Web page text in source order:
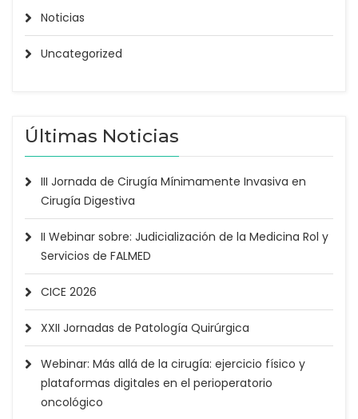
Noticias
Uncategorized
Últimas Noticias
III Jornada de Cirugía Mínimamente Invasiva en
Cirugía Digestiva
II Webinar sobre: Judicialización de la Medicina Rol y
Servicios de FALMED
CICE 2026
XXII Jornadas de Patología Quirúrgica
Webinar: Más allá de la cirugía: ejercicio físico y
plataformas digitales en el perioperatorio
oncológico